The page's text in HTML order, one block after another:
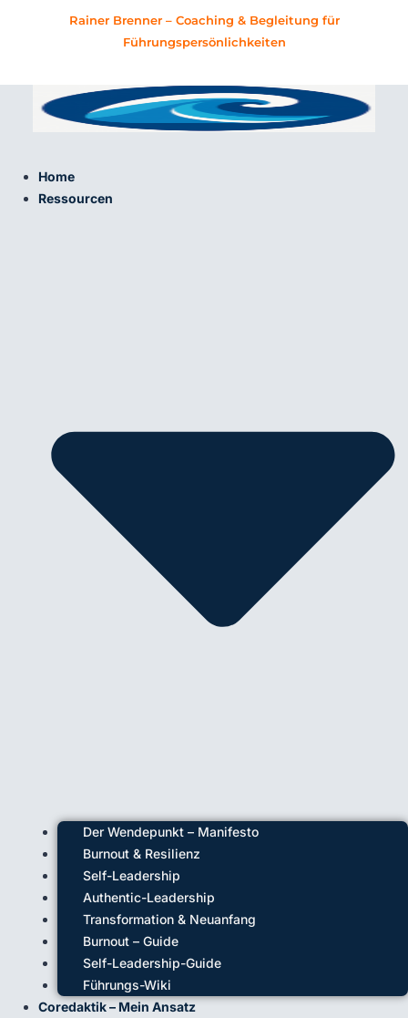
Rainer Brenner – Coaching & Begleitung für
Führungspersönlichkeiten
Home
Ressourcen
Der Wendepunkt – Manifesto
Burnout & Resilienz
Self-Leadership
Authentic-Leadership
Transformation & Neuanfang
Burnout – Guide
Self-Leadership-Guide
Führungs-Wiki
Coredaktik – Mein Ansatz